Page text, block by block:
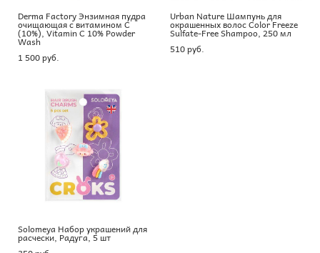
Derma Factory Энзимная пудра
очищающая с витамином С
(10%), Vitamin C 10% Powder
Wash
1 500 pуб.
Urban Nature Шампунь для
окрашенных волос Color Freeze
Sulfate-Free Shampoo, 250 мл
510 pуб.
Solomeya Набор украшений для
расчески, Радуга, 5 шт